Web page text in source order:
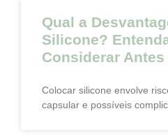
Qual a
Silicone?
Considerar
Colocar silicone envolve
capsular e possíveis